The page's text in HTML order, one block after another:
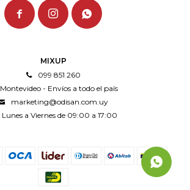
MIXUP
099 851 260
Montevideo - Envíos a todo el país
marketing@odisan.com.uy
Lunes a Viernes de 09:00 a 17:00
  